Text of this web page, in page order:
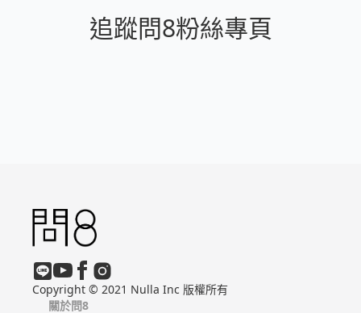
追蹤問8粉絲專頁
Copyright © 2021 Nulla Inc 版權所有
關於問8